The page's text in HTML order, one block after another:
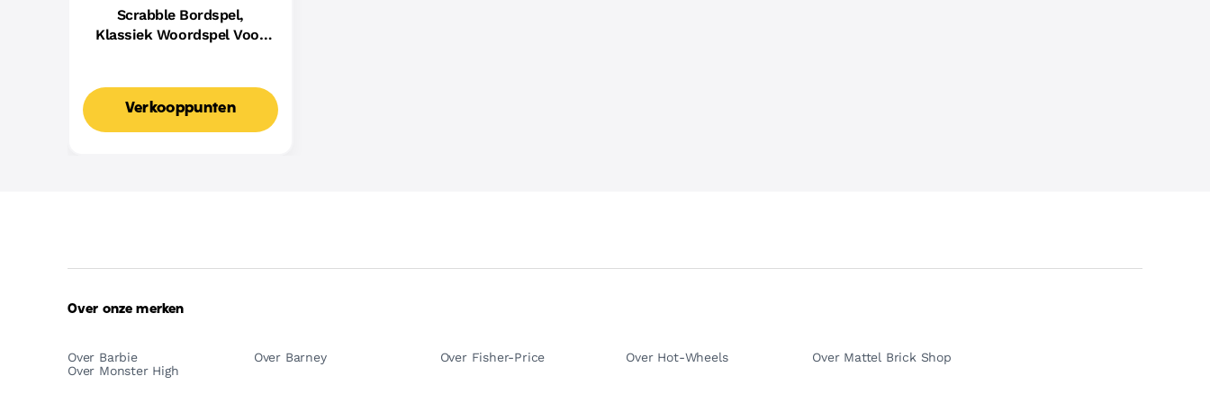
Scrabble Bordspel,
Klassiek Woordspel Voor
Nederlandse Editie
Verkooppunten
Over onze merken
Over Barbie Over Barney Over Fisher-Price Over Hot-Wheels
Over Mattel Brick Shop
Over Monster High